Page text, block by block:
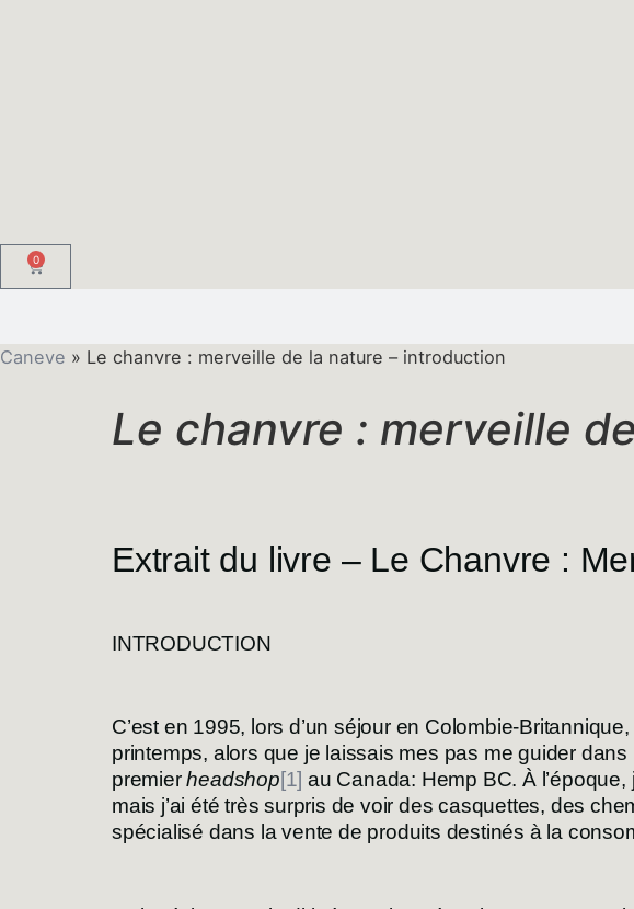
0
Caneve » Le chanvre : merveille de la nature – introduction
Le chanvre : merveille
Extrait du livre – Le Chanvre :
INTRODUCTION
C’est en 1995, lors d’un séjour en Colombie-
printemps, alors que je laissais mes pas me guider
premierheadshop[1] au Canada: Hemp BC. À
mais j’ai été très surpris de voir des casquettes, des
spécialisé dans la vente de produits destinés à la